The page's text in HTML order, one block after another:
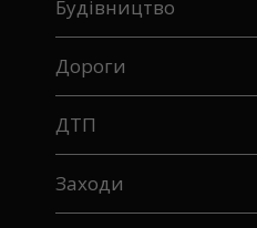
Будівництво
Дороги
ДТП
Заходи